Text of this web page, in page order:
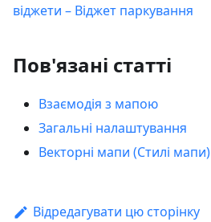
віджети – Віджет паркування
Пов'язані статті
Взаємодія з мапою
Загальні налаштування
Векторні мапи (Стилі мапи)
Відредагувати цю сторінку